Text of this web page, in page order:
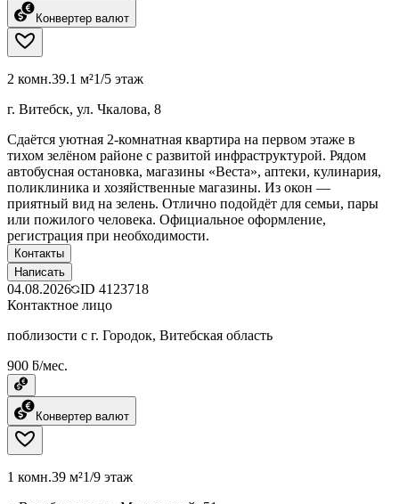
Конвертер валют
2 комн.39.1 м²1/5 этаж
г. Витебск, ул. Чкалова, 8
Сдаётся уютная 2-комнатная квартира на первом этаже в
тихом зелёном районе с развитой инфраструктурой. Рядом
автобусная остановка, магазины «Веста», аптеки, кулинария,
поликлиника и хозяйственные магазины. Из окон —
приятный вид на зелень. Отлично подойдёт для семьи, пары
или пожилого человека. Официальное оформление,
регистрация при необходимости.
Контакты
Написать
04.08.2026 ID 4123718
Контактное лицо
поблизости с г. Городок, Витебская область
900 ƃ/мес.
Конвертер валют
1 комн.39 м²1/9 этаж